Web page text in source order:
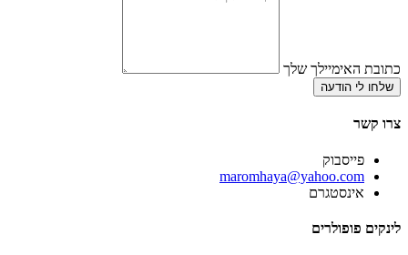
כתובת האימיילך שלך
שלחו לי הודעה
צרו קשר
פייסבוק
‫maromhaya@yahoo.com
אינסטגרם
לינקים פופולרים